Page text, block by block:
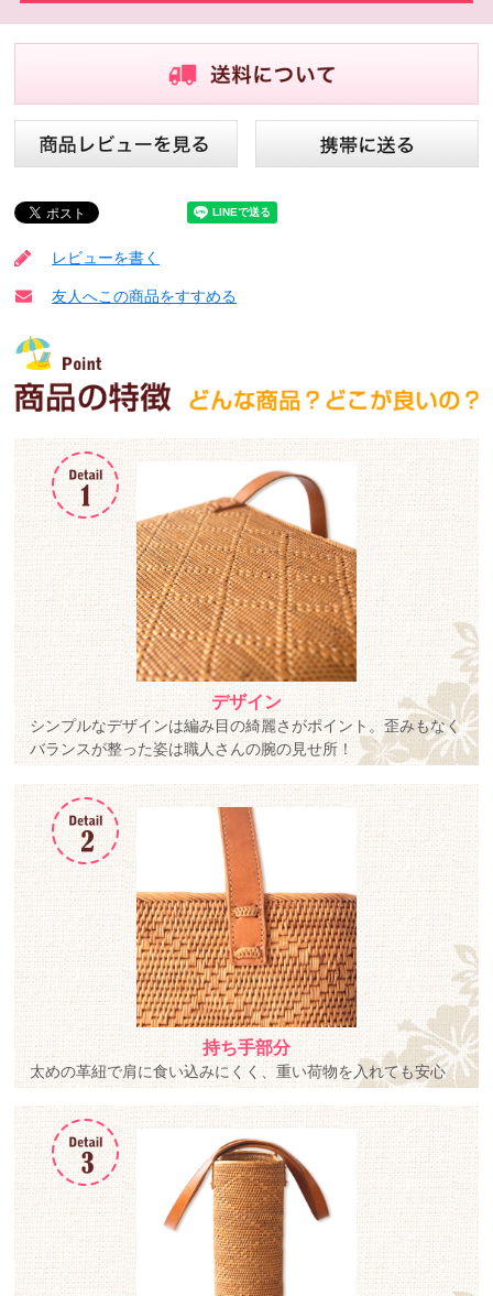
レビューを書く
友人へこの商品をすすめる
デザイン
シンプルなデザインは編み目の綺麗さがポイント。歪みもなく
バランスが整った姿は職人さんの腕の見せ所！
持ち手部分
太めの革紐で肩に食い込みにくく、重い荷物を入れても安心